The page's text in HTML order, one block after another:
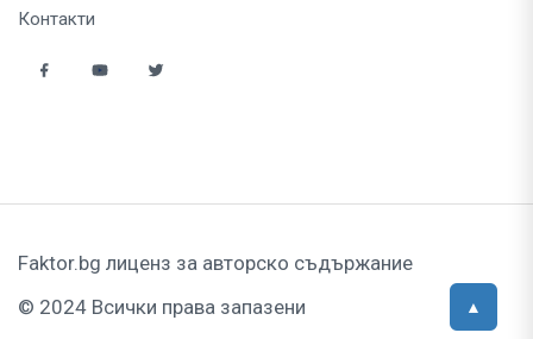
Контакти
Faktor.bg лиценз за авторско съдържание
© 2024 Всички права запазени